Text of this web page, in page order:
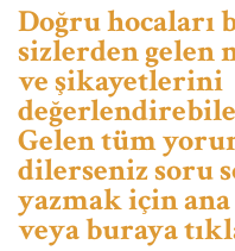
Doğru hocaları
sizlerden gelen
ve şikayetlerini
Gelen tüm
dilerseniz soru
yazmak için
veya buraya